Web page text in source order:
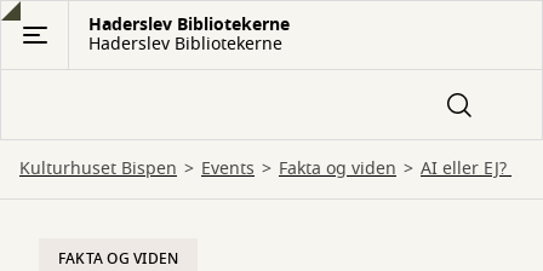
Gå
hovedindhold
Haderslev Bibliotekerne
Haderslev Bibliotekerne
Kulturhuset Bispen Events Fakta og viden AI eller EJ?
FAKTA OG VIDEN